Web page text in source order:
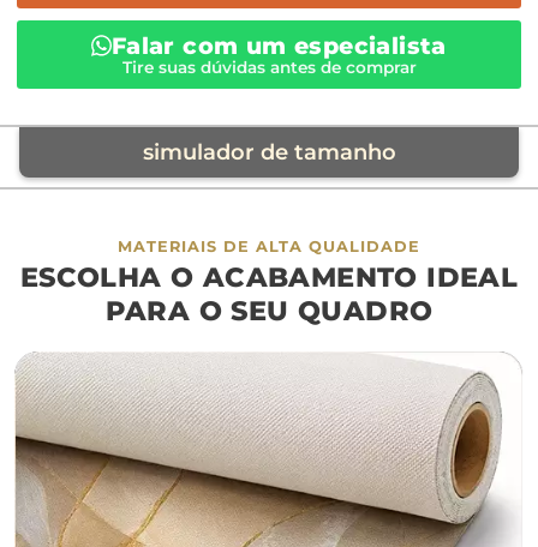
Falar com um especialista
Tire suas dúvidas antes de comprar
simulador de tamanho
móvel de referência
sofá cama
largura aproximada
160cm 200cm
MATERIAIS DE ALTA QUALIDADE
ESCOLHA O ACABAMENTO IDEAL
PARA O SEU QUADRO